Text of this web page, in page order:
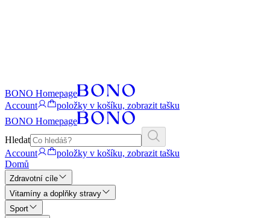
BONO Homepage
Account
položky v košíku, zobrazit tašku
BONO Homepage
Hledat
Account
položky v košíku, zobrazit tašku
Domů
Zdravotní cíle
Vitamíny a doplňky stravy
Sport